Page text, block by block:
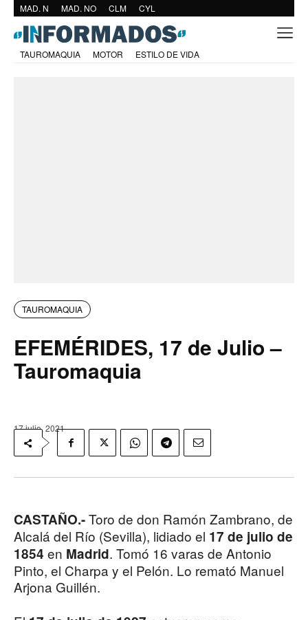
MAD. N MAD. NO CLM CYL
TAUROMAQUIA MOTOR ESTILO DE VIDA
TAUROMAQUIA
EFEMÉRIDES, 17 de Julio –
Tauromaquia
17 julio, 2021
CASTAÑO.-Toro de don Ramón Zambrano, de
Alcalá del Río (Sevilla), lidiado el 17 de julio de
1854 en Madrid. Tomó 16 varas de Antonio
Pinto, el Charpa y el Pelón. Lo remató Manuel
Arjona Guillén.